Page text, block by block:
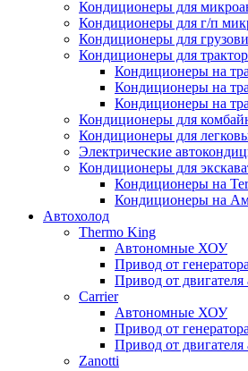
Кондиционеры для
Кондиционеры для г/п
Кондиционеры для
Кондиционеры для
Кондиционеры на
Кондиционеры на
Кондиционеры на
Кондиционеры для
Кондиционеры для
Электрические
Кондиционеры для
Кондиционеры на
Кондиционеры на
Автохолод
Thermo King
Автономные ХОУ
Привод от
Привод от двигателя
Carrier
Автономные ХОУ
Привод от
Привод от двигателя
Zanotti